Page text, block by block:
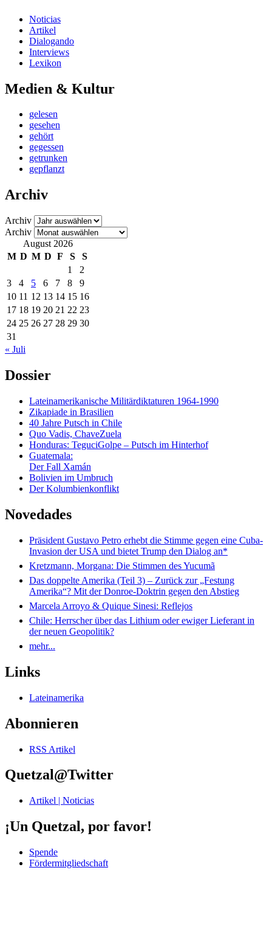
Noticias
Artikel
Dialogando
Interviews
Lexikon
Medien & Kultur
gelesen
gesehen
gehört
gegessen
getrunken
gepflanzt
Archiv
Archiv
Archiv
August 2026
M D M D F S
S
1
2
3
4 5 6 7 8
9
10 11 12 13 14 15 16
17 18 19 20 21 22 23
24 25 26 27 28 29 30
31
« Juli
Dossier
Lateinamerikanische Militärdiktaturen 1964-1990
Zikapiade in Brasilien
40 Jahre Putsch in Chile
Quo Vadis, ChaveZuela
Honduras: TeguciGolpe – Putsch im Hinterhof
Guatemala:
Der Fall Xamán
Bolivien im Umbruch
Der Kolumbienkonflikt
Novedades
Präsident Gustavo Petro erhebt die Stimme gegen eine Cuba-
Invasion der USA und bietet Trump den Dialog an*
Kretzmann, Morgana: Die Stimmen des Yucumã
Das doppelte Amerika (Teil 3) – Zurück zur „Festung
Amerika“? Mit der Donroe-Doktrin gegen den Abstieg
Marcela Arroyo & Quique Sinesi: Reflejos
Chile: Herrscher über das Lithium oder ewiger Lieferant in
der neuen Geopolitik?
mehr...
Links
Lateinamerika
Abonnieren
RSS Artikel
Quetzal@Twitter
Artikel | Noticias
¡Un Quetzal, por favor!
Spende
Fördermitgliedschaft